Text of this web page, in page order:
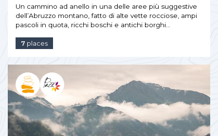
Un cammino ad anello in una delle aree più suggestive
dell’Abruzzo montano, fatto di alte vette rocciose, ampi
pascoli in quota, ricchi boschi e antichi borghi…
7 places